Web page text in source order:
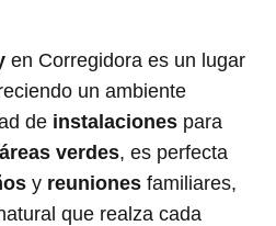
en Corregidora es un lugar
un ambiente
de instalaciones para
áreas verdes, es perfecta
y reuniones familiares,
que realza cada